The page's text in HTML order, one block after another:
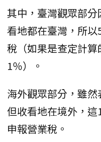
其中，臺灣觀眾部
看地都在臺灣，所
稅（如果是查定計
1％）。
海外觀眾部分，雖然
但收看地在境外，
申報營業稅。